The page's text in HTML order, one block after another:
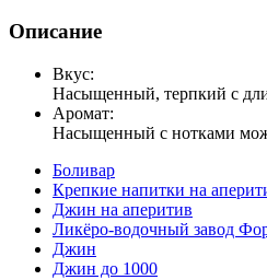
Описание
Вкус:
Насыщенный, терпкий с
Аромат:
Насыщенный с нотками
Боливар
Крепкие напитки на
Джин на аперитив
Ликёро-водочный завод
Джин
Джин до 1000